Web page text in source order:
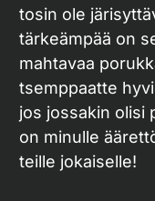
tosin ole
tärkeämpää on
mahtavaa
tsemppaatte
jos jossakin olisi
on minulle
teille jokaiselle!